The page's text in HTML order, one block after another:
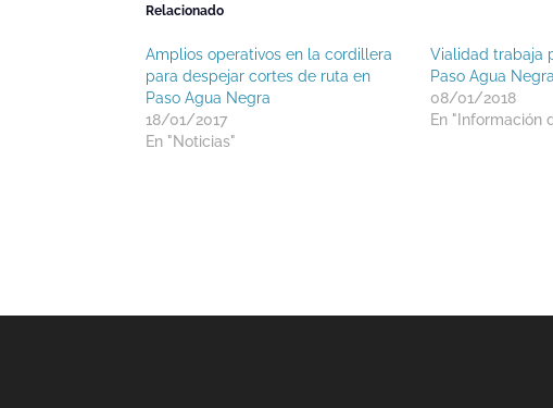
Relacionado
Amplios operativos en la cordillera
para despejar cortes de ruta en
Paso Agua Negra
18/01/2017
En "Noticias"
Vialidad trabaja
Paso Agua Negra
08/01/2018
En "Información